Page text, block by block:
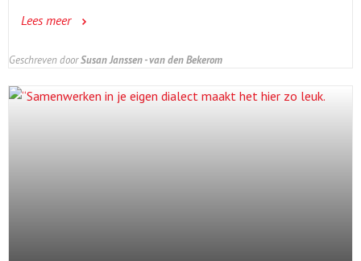
Lees meer
Geschreven doorSusan Janssen - van den Bekerom